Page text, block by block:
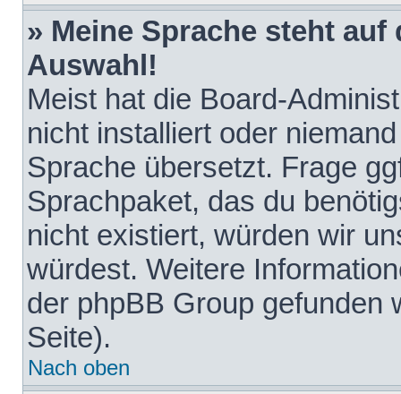
» Meine Sprache steht
Auswahl!
Meist hat die Board-
nicht installiert oder
Sprache übersetzt. Frage
Sprachpaket, das du
nicht existiert, würden wir
würdest. Weitere
der phpBB Group gefunden
Seite).
Nach oben